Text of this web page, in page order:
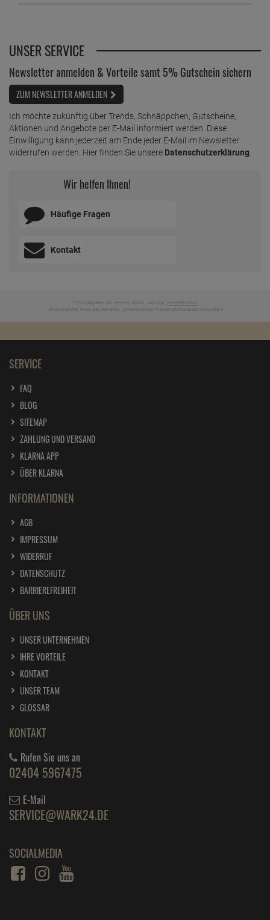
UNSER SERVICE
Newsletter anmelden & Vorteile samt 5% Gutschein sichern
ZUM NEWSLETTER ANMELDEN
Ich möchte zukünftig über Trends, Schnäppchen, Gutscheine,
Aktionen und Angebote per E-Mail informiert werden. Diese
Einwilligung kann jederzeit am Ende jeder E-Mail im Newsletter
widerrufen werden. Hier finden Sie unsere Datenschutzerklärung.
Wir helfen Ihnen!
Häufige Fragen
Kontakt
* Preisangaben inkl. gesetzl. MwSt. und zzgl. Versandkosten
Ursprünglicher Preis des Händlers, Unverbindliche Preisempfehlung des Herstellers
SERVICE
FAQ
BLOG
SITEMAP
ZAHLUNG UND VERSAND
KLARNA APP
ÜBER KLARNA
INFORMATIONEN
AGB
IMPRESSUM
WIDERRUF
DATENSCHUTZ
BARRIEREFREIHEIT
ÜBER UNS
UNSER UNTERNEHMEN
IHRE VORTEILE
KONTAKT
UNSER TEAM
GLOSSAR
KONTAKT
Rufen Sie uns an
02404 5967475
E-Mail
SERVICE@WARK24.DE
SOCIALMEDIA